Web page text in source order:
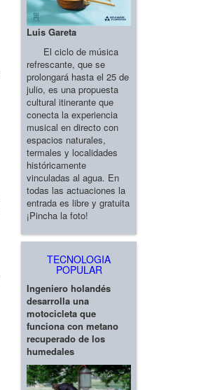
Luis Gareta
El ciclo de música
refrescante, que se
prolongará hasta el 25 de
julio, es una propuesta
cultural itinerante que
conecta la experiencia
musical en directo con
espacios naturales,
termales y localidades
históricamente
vinculadas al agua. En
todas las actuaciones la
entrada es libre y gratuita
¡Pincha la foto!
TECNOLOGIA
POPULAR
Ingeniero holandés
desarrolla una
motocicleta que
funciona con metano
recuperado de los
humedales